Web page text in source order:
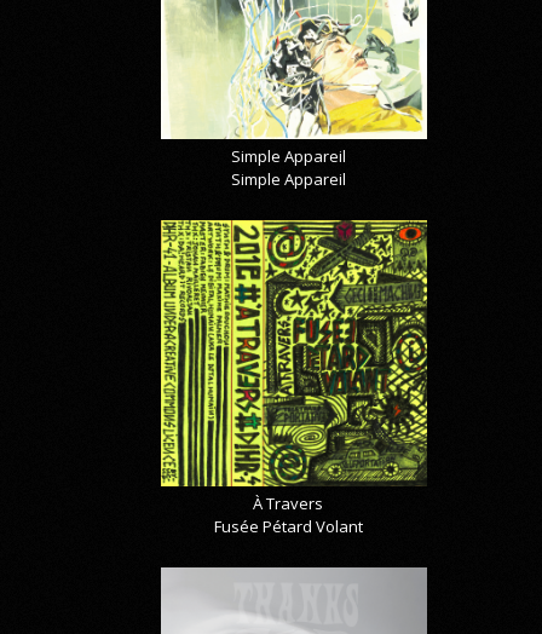
Simple Appareil
Simple Appareil
À Travers
Fusée Pétard Volant